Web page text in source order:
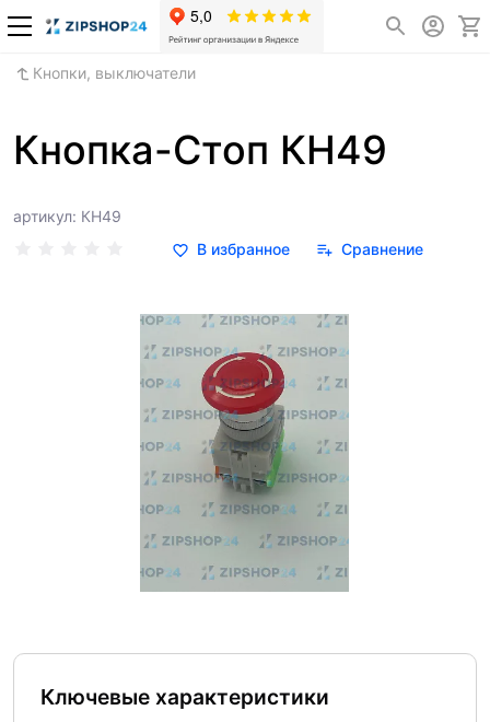
Кнопки, выключатели
Кнопка-Стоп КН49
артикул: КН49
В избранное
Сравнение
Ключевые характеристики